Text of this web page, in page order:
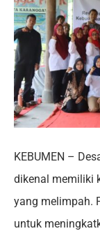
KEBUMEN –
dikenal memiliki
yang melimpah.
untuk